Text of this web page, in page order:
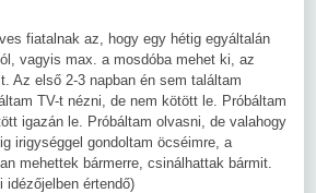
fiatalnak az, hogy egy hétig egyáltalán
vagyis max. a mosdóba mehet ki, az
Az első 2-3 napban én sem találtam
TV-t nézni, de nem kötött le. Próbáltam
igazán le. Próbáltam olvasni, de valahogy
irigységgel gondoltam öcséimre, a
mehettek bármerre, csinálhattak bármit.
idézőjelben értendő)